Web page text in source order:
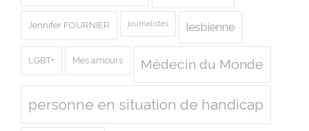
Jennifer FOURNIER journalistes lesbienne
LGBT+ Mes amours Médecin du Monde
personne en situation de handicap